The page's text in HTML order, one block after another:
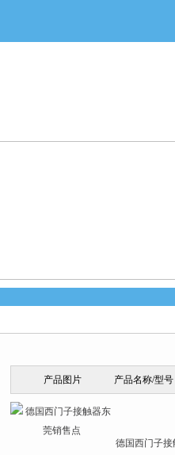
产品图片 产品名称/型号
德国西门子